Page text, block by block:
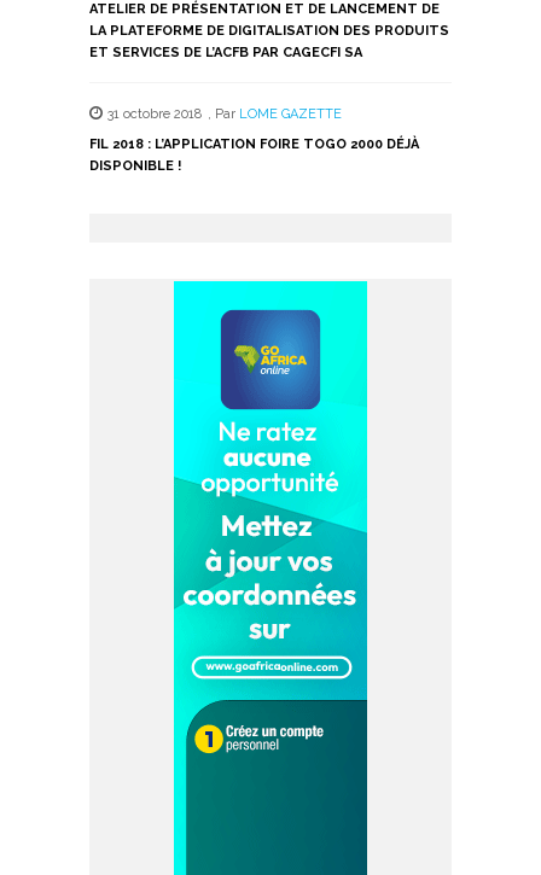
ATELIER DE PRÉSENTATION ET DE LANCEMENT DE
LA PLATEFORME DE DIGITALISATION DES PRODUITS
ET SERVICES DE L’ACFB PAR CAGECFI SA
31 octobre 2018 , Par LOME GAZETTE
FIL 2018 : L’APPLICATION FOIRE TOGO 2000 DÉJÀ
DISPONIBLE !